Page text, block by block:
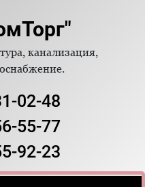
канализация,
02-48
55-77
92-23